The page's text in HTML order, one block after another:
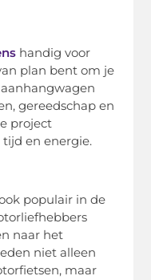
handig voor
plan bent om je
gereedschap en
project
en energie.
populair in de
naar het
niet alleen
maar